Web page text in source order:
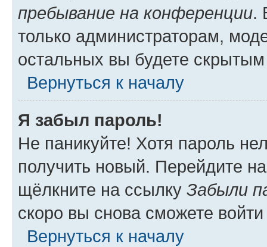
пребывание на конференции.
только администраторам,
остальных вы будете
Вернуться к началу
Я забыл пароль!
Не паникуйте! Хотя пароль
получить новый. Перейдите
щёлкните на ссылку Забыли
скоро вы снова сможете
Вернуться к началу